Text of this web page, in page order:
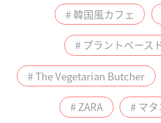
# 韓国風カフェ
# プラントベース
# The Vegetarian Butcher
# ZARA # マ